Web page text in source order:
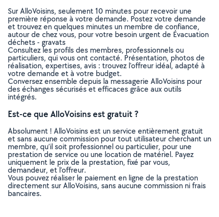
Sur AlloVoisins, seulement 10 minutes pour recevoir une
première réponse à votre demande. Postez votre demande
et trouvez en quelques minutes un membre de confiance,
autour de chez vous, pour votre besoin urgent de Évacuation
déchets - gravats
Consultez les profils des membres, professionnels ou
particuliers, qui vous ont contacté. Présentation, photos de
réalisation, expertises, avis : trouvez l'offreur idéal, adapté à
votre demande et à votre budget.
Conversez ensemble depuis la messagerie AlloVoisins pour
des échanges sécurisés et efficaces grâce aux outils
intégrés.
Est-ce que AlloVoisins est gratuit ?
Absolument ! AlloVoisins est un service entièrement gratuit
et sans aucune commission pour tout utilisateur cherchant un
membre, qu’il soit professionnel ou particulier, pour une
prestation de service ou une location de matériel. Payez
uniquement le prix de la prestation, fixé par vous,
demandeur, et l’offreur.
Vous pouvez réaliser le paiement en ligne de la prestation
directement sur AlloVoisins, sans aucune commission ni frais
bancaires.